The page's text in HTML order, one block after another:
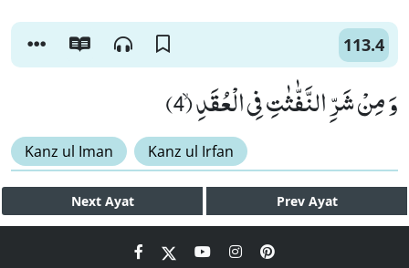
113.4
وَ مِنْ شَرِّ النَّفّٰثٰتِ فِی الْعُقَدِۙ (4)
Kanz ul Iman Kanz ul Irfan
Next Ayat Prev Ayat